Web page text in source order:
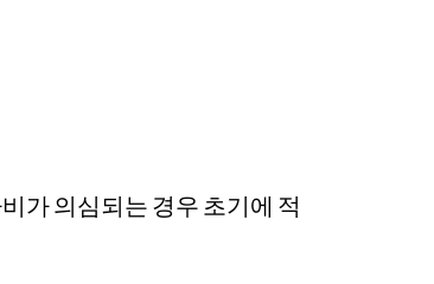
가 의심되는 경우 초기에 적